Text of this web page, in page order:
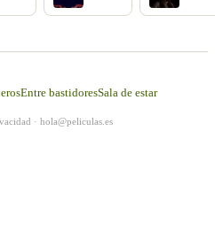
Entre bastidoresSala de estar
· hola@peliculas.es